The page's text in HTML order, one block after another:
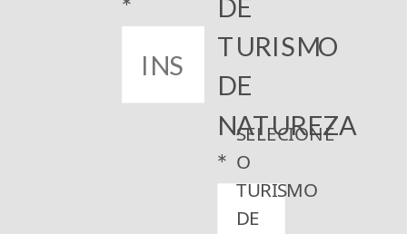
TURISMO
DE
NATUREZA
*
SELECIONE
O
TURISMO
DE